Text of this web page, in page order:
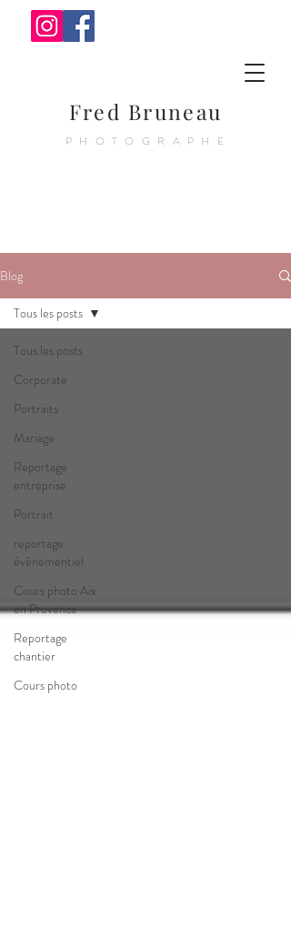
Fred Bruneau
PHOTOGRAPHE
Blog
Tous les posts
Corporate
Portraits
Mariage
Reportage
entreprise
Portrait
reportage
évènementiel
Cours photo Aix
en Provence
Reportage
chantier
Cours photo
Tous les posts